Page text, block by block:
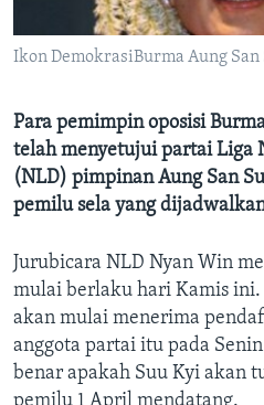
Ikon DemokrasiBurma Aung San
Para pemimpin oposisi
telah menyetujui partai Liga
(NLD) pimpinan Aung San
pemilu sela yang
Jurubicara NLD Nyan Win
mulai berlaku hari Kamis
akan mulai menerima
anggota partai itu pada
benar apakah Suu Kyi akan